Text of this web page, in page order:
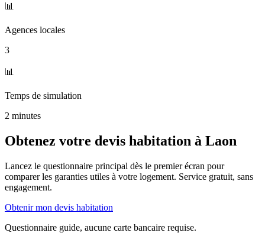
📊
Agences locales
3
📊
Temps de simulation
2 minutes
Obtenez votre devis habitation à Laon
Lancez le questionnaire principal dès le premier écran pour
comparer les garanties utiles à votre logement. Service gratuit, sans
engagement.
Obtenir mon devis habitation
Questionnaire guide, aucune carte bancaire requise.